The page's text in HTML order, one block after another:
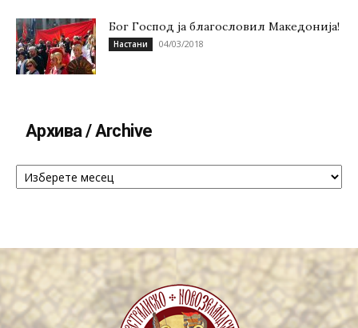
Бог Господ ја благословил Македонија!
Настани 04/03/2018
Архива / Archive
Архива